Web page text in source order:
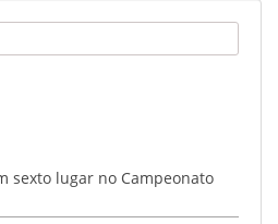
sexto lugar no Campeonato